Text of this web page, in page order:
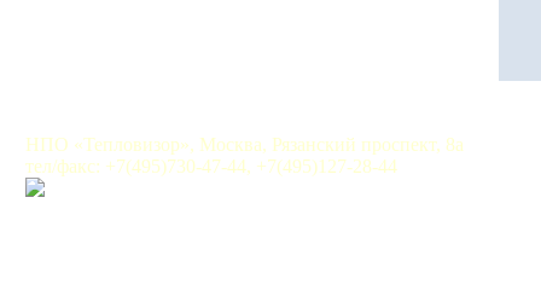
НПО «Тепловизор», Москва, Рязанский проспект, 8а
тел/факс: +7(495)730-47-44, +7(495)127-28-44